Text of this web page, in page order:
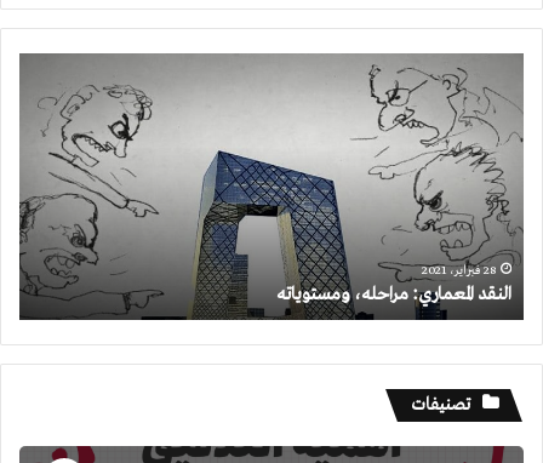
المعماري:
مراحله،
ومستوياته
28 فبراير، 2021
النقد المعماري: مراحله، ومستوياته
تصنيفات